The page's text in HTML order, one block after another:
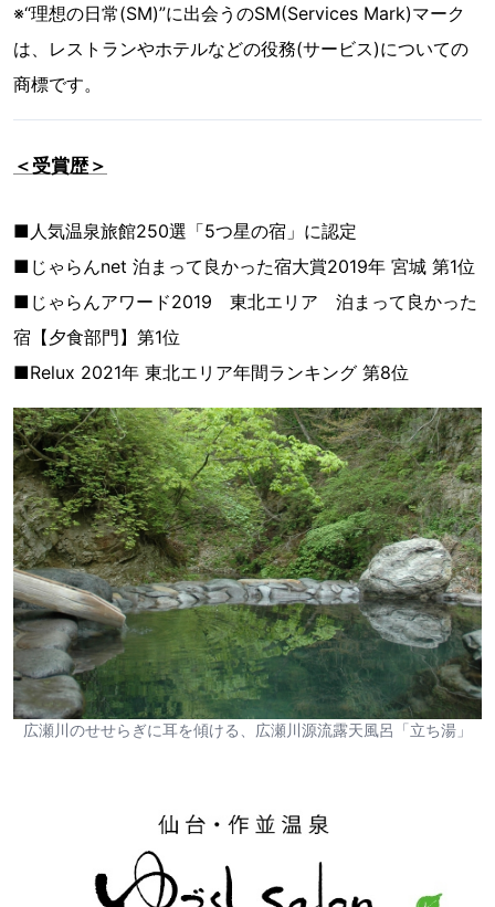
※“理想の日常(SM)”に出会うのSM(Services Mark)マーク
は、レストランやホテルなどの役務(サービス)についての
商標です。
＜受賞歴＞
■人気温泉旅館250選「5つ星の宿」に認定
■じゃらんnet 泊まって良かった宿大賞2019年 宮城 第1位
■じゃらんアワード2019 東北エリア 泊まって良かった
宿【夕食部門】第1位
■Relux 2021年 東北エリア年間ランキング 第8位
広瀬川のせせらぎに耳を傾ける、広瀬川源流露天風呂「立ち湯」